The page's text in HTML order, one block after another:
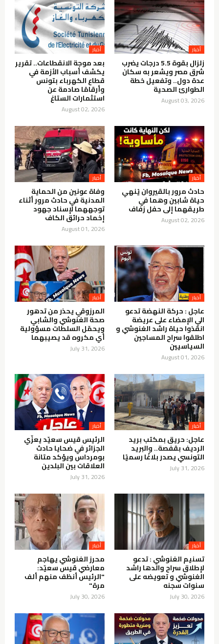
أخبار
زلزال بقوة 5.5 درجات يضرب
شرق مصر ويشعر به سكان
عدة دول.. وتفعيل خطة
الطوارئ الصحية
August 03, 2026
أخبار
بعد موجة الانقطاعات.. تقرير
يكشف أسباب الأزمة في
قطاع الكهرباء بتونس
وأرقامًا صادمة عن
استثمارات الستاغ
August 02, 2026
أخبار
حادث مرور بالقيروان يُنهي
حياة شابين وهما في
طريقهما إلى حفل زفاف
August 02, 2026
أخبار
وفاة عونين من الحماية
المدنية في حادث مرور أثناء
توجههما لإسناد جهود
إخماد حرائق الكاف
August 01, 2026
أخبار
عاجل : حركة النهضة تدعو
الي الإمضاء على عريضة
انقذوا حياة راشد الغنوشي و
اطلقوا سراح المساجين
السياسيين
August 01, 2026
أخبار
المرزوقي يحذر من تدهور
صحة الغنوشي والشابي
ويحمّل السلطات مسؤولية
أي مكروه قد يصيبهما
July 31, 2026
أخبار
عاجل: حريق بمكتب بريد
الرديف بقفصة.. والبريد
التونسي يصدر بلاغًا رسميًا
July 31, 2026
أخبار
الرئيس قيس سعيّد يعزّي
الجزائر في ضحايا حادث
بومرداس ويؤكد متانة
العلاقات بين البلدين
July 31, 2026
أخبار
تسنيم الغنوشي : تدعو
لإطلاق سراح والدها راشد
الغنوشي و تعويضه على
سنوات سجنه
July 30, 2026
أخبار
محرز الغنوشي يهاجم
معارضي قيس سعيّد:
"الرئيس أنظف منهم ألف
مرة"
July 30, 2026